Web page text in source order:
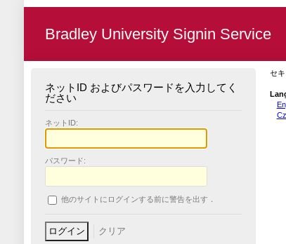
Bradley University Signin Service
ネットID およびパスワードを入力してく
ださい
ネットID:
パスワード:
他のサイトにログインする前に警告を出す．
セ